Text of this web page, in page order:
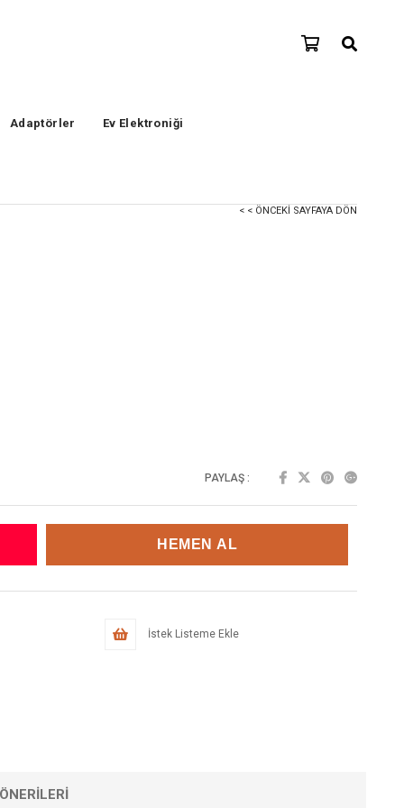
Adaptörler Ev Elektroniği
< < ÖNCEKI SAYFAYA DÖN
PAYLAŞ :
İstek Listeme Ekle